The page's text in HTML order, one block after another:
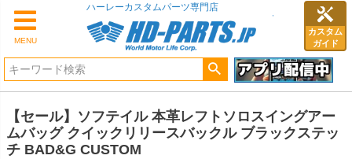
MENU
カスタム
ガイド
ハーレーカスタムパーツ専門店
【セール】ソフテイル 本革レフトソロスイングアー
ムバッグ クイックリリースバックル ブラックステッ
チ BAD&G CUSTOM